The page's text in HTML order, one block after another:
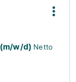
w/d) Netto